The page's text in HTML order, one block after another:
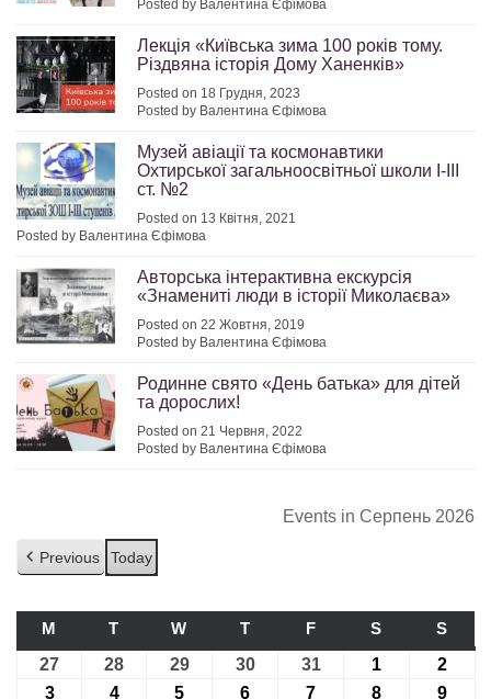
Posted by Валентина Єфімова
Лекція «Київська зима 100 років тому.
Різдвяна історія Дому Ханенків»
Posted on 18 Грудня, 2023
Posted by Валентина Єфімова
Музей авіації та космонавтики
Охтирської загальноосвітньої школи І-ІІІ
ст. №2
Posted on 13 Квітня, 2021
Posted by Валентина Єфімова
Авторська інтерактивна екскурсія
«Знамениті люди в історії Миколаєва»
Posted on 22 Жовтня, 2019
Posted by Валентина Єфімова
Родинне свято «День батька» для дітей
та дорослих!
Posted on 21 Червня, 2022
Posted by Валентина Єфімова
Events in Серпень 2026
Previous Today
M ПОНЕДІЛОК
T ВІВТОРОК
W СЕРЕДА
TЧЕТВЕР
FП’ЯТНИЦЯ
S СУБОТА
S
27 27.07.2026
28 28.07.2026
2929.07.2026
3030.07.2026
3131.07.2026
1 01.08.2026
2
303.08.2026
404.08.2026
5 05.08.2026
6 06.08.2026
7 07.08.2026
8 08.08.2026
9